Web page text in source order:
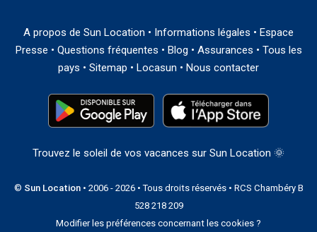
A propos de Sun Location • Informations légales • Espace
Presse • Questions fréquentes • Blog • Assurances • Tous les
pays • Sitemap • Locasun • Nous contacter
Trouvez le soleil de vos vacances sur Sun Location 🌞
© Sun Location• 2006 - 2026 • Tous droits réservés • RCS Chambéry B
528 218 209
Modifier les préférences concernant les cookies ?